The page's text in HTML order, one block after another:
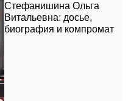
Стефанишина Ольга
Витальевна: досье,
биография и компромат